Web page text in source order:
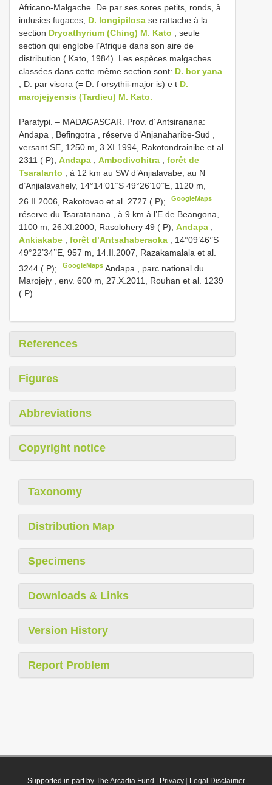
Africano-Malgache. De par ses sores petits, ronds, à
indusies fugaces, D. longipilosa se rattache à la
section Dryoathyrium (Ching) M. Kato , seule
section qui englobe l’Afrique dans son aire de
distribution ( Kato, 1984). Les espèces malgaches
classées dans cette même section sont: D. bor yana
, D. par visora (= D. f orsythii-major is) e t D.
marojejyensis (Tardieu) M. Kato.
Paratypi. – MADAGASCAR. Prov. d’ Antsiranana:
Andapa , Befingotra , réserve d’Anjanaharibe-Sud ,
versant SE, 1250 m, 3.XI.1994, Rakotondrainibe et al.
2311 ( P); Andapa Ambodivohitra
forêt de
Tsaralanto
, à 12 km au SW d’Anjialavabe, au N
d’Anjialavahely, 14°14’01’’S 49°26’10’’E, 1120 m,
26.II.2006, Rakotovao et al. 2727 ( P);
GoogleMaps
réserve du Tsaratanana , à 9 km à l’E de Beangona,
1100 m, 26.XI.2000, Rasolohery 49 ( P); Andapa
Ankiakabe
forêt d’Antsahaberaoka
, 14°09’46’’S
49°22’34’’E, 957 m, 14.II.2007, Razakamalala et al.
3244 ( P);
GoogleMaps Andapa , parc national du
Marojejy , env. 600 m, 27.X.2011, Rouhan et al. 1239
( P).
References
Figures
Abbreviations
Copyright notice
Taxonomy
Distribution Map
Specimens
Downloads & Links
Version History
Report Problem
Supported in part by The Arcadia Fund Privacy| Legal Disclaimer